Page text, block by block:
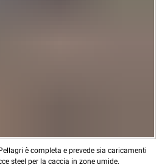
è completa e prevede sia caricamenti
steel per la caccia in zone umide.